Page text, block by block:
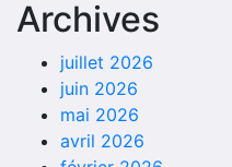
Archives
juillet 2026
juin 2026
mai 2026
avril 2026